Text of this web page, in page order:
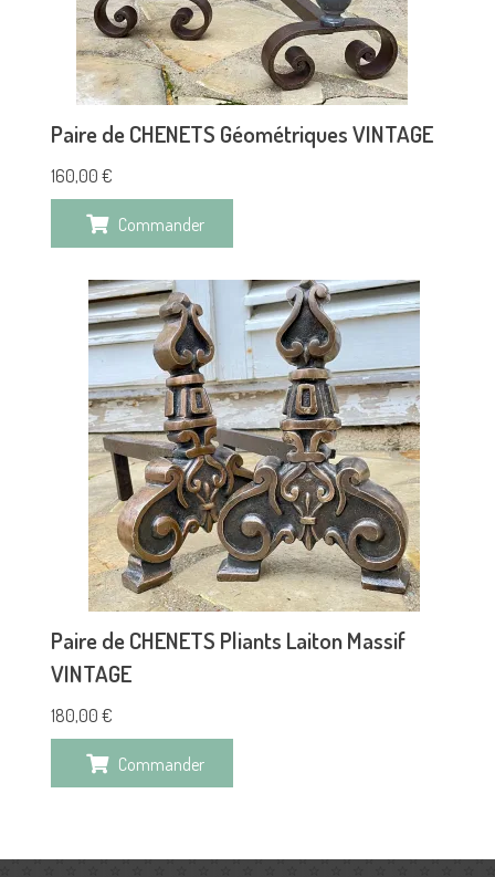
Paire de CHENETS Géométriques VINTAGE
160,00 €
Commander
Paire de CHENETS Pliants Laiton Massif
VINTAGE
180,00 €
Commander